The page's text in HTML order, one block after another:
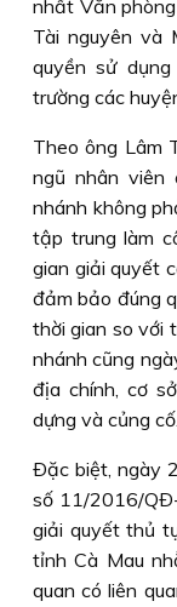
nhất Văn
Tài nguyên và
quyền sử
trường các
Theo ông Lâm
ngũ nhân
nhánh không
tập trung làm
gian giải quyết
đảm bảo đúng
thời gian so với
nhánh cũng
địa chính, cơ
dựng và củng cố.
Ðặc biệt, ngày
số 11/2016/
giải quyết thủ
tỉnh Cà Mau
quan có liên